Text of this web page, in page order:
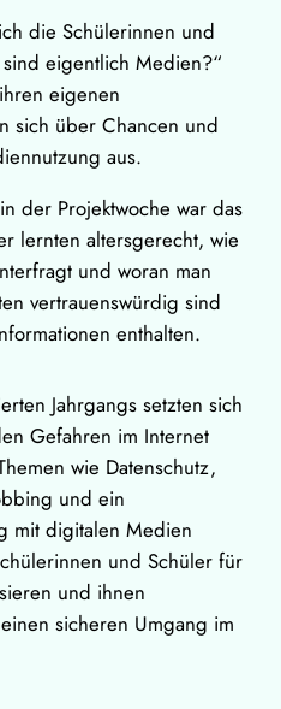
die Schülerinnen und
eigentlich Medien?“
eigenen
sich über Chancen und
aus.
der Projektwoche war das
lernten altersgerecht, wie
und woran man
vertrauenswürdig sind
enthalten.
Jahrgangs setzten sich
Gefahren im Internet
wie Datenschutz,
und ein
mit digitalen Medien
und Schüler für
und ihnen
sicheren Umgang im